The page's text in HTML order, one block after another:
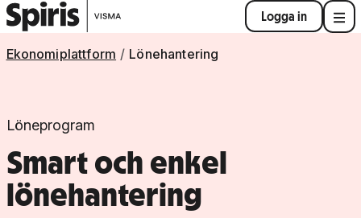
Logga in
Ekonomiplattform Lönehantering
Löneprogram
Smart och enkel
lönehantering